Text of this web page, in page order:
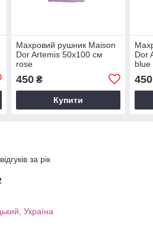
Махровий рушник Maison
Dor Artemis 50х100 см
rose
450₴
Купити
Dor
blue
450
за рік
Україна